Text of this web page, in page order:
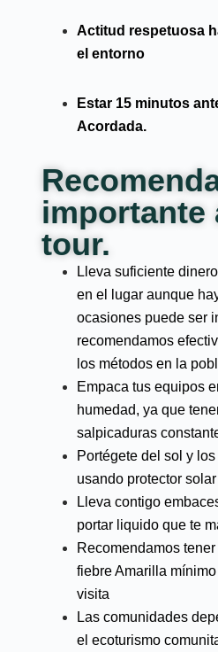
Actitud respetuosa
el entorno
Estar 15 minutos
Acordada.
importante
tour.
Lleva suficiente
en el lugar aunque
ocasiones puede ser
recomendamos
los métodos en la
Empaca tus equipos
humedad, ya que
salpicaduras
Portégete del sol y
usando protector
Lleva contigo
portar liquido que te
Recomendamos
fiebre Amarilla
visita
Las comunidades
el ecoturismo